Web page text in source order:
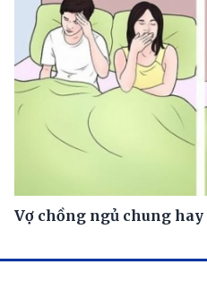
Vợ chồng ngủ chung